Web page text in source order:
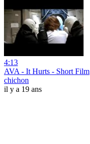
4:13
AVA - It Hurts - Short Film
chichon
il y a 19 ans